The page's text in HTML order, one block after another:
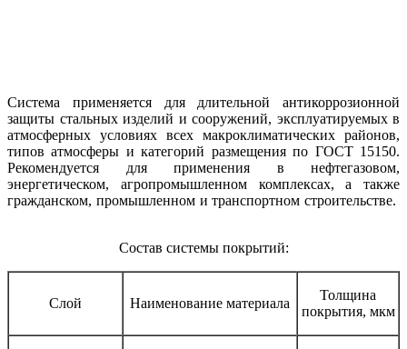
Система применяется для длительной антикоррозионной
защиты стальных изделий и сооружений, эксплуатируемых в
атмосферных условиях всех макроклиматических районов,
типов атмосферы и категорий размещения по ГОСТ 15150.
Рекомендуется для применения в нефтегазовом,
энергетическом, агропромышленном комплексах, а также
гражданском, промышленном и транспортном строительстве.
Состав системы покрытий:
Слой Наименование материала
Толщина
покрытия, мкм